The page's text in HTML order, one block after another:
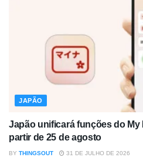
JAPÃO
Japão unificará funções do
partir de 25 de agosto
BY THINGSOUT 31 DE JULHO DE 2026